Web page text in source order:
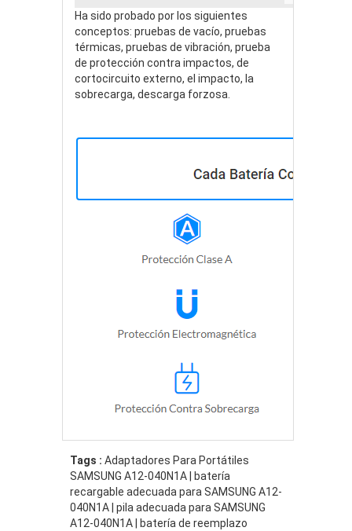
Ha sido probado por los siguientes
conceptos: pruebas de vacío, pruebas
térmicas, pruebas de vibración, prueba
de protección contra impactos, de
cortocircuito externo, el impacto, la
sobrecarga, descarga forzosa.
Tags : Adaptadores Para Portátiles
SAMSUNG A12-040N1A | batería
recargable adecuada para SAMSUNG A12-
040N1A | pila adecuada para SAMSUNG
A12-040N1A | batería de reemplazo